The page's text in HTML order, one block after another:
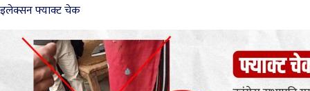
इलेक्सन फ्याक्ट चेक